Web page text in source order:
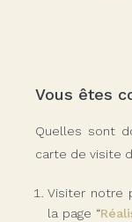
Vous êtes
Quelles sont
carte de visite
Visiter notre
la page “